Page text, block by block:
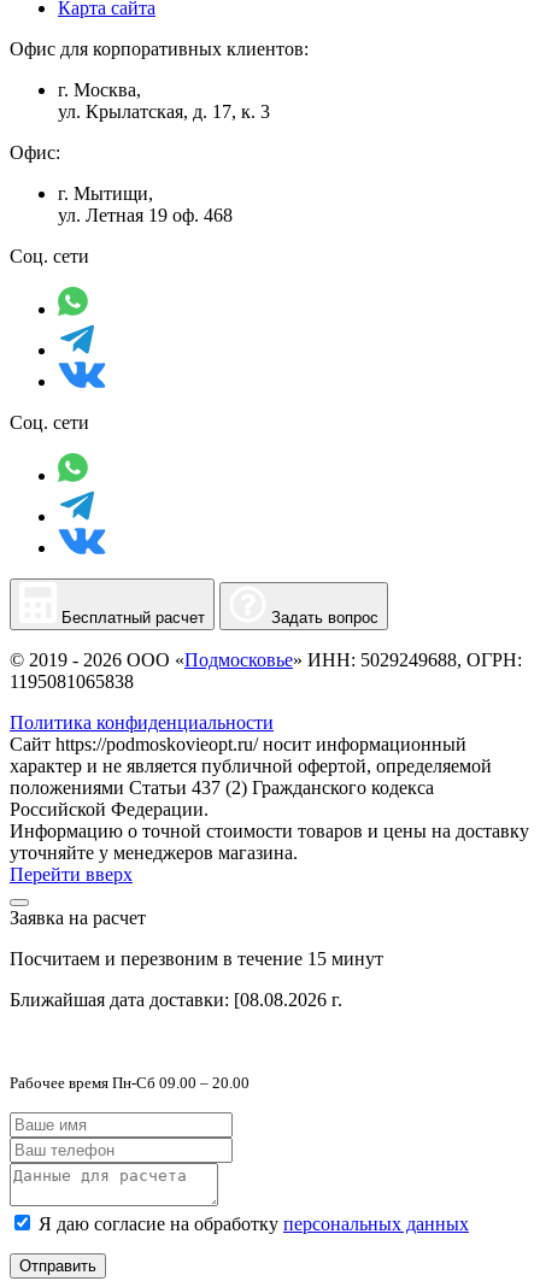
Карта сайта
Офис для корпоративных клиентов:
г. Москва,
ул. Крылатская, д. 17, к. 3
Офис:
г. Мытищи,
ул. Летная 19 оф. 468
Соц. сети
Соц. сети
Бесплатный расчет Задать вопрос
© 2019 - 2026 ООО «Подмосковье» ИНН: 5029249688, ОГРН:
1195081065838
Политика конфиденциальности
Сайт https://podmoskovieopt.ru/ носит информационный
характер и не является публичной офертой, определяемой
положениями Статьи 437 (2) Гражданского кодекса
Российской Федерации.
Информацию о точной стоимости товаров и цены на доставку
уточняйте у менеджеров магазина.
Перейти вверх
Заявка на расчет
Посчитаем и перезвоним в течение 15 минут
Ближайшая дата доставки: [08.08.2026 г.
Рабочее время Пн-Сб 09.00 – 20.00
Я даю согласие на обработку персональных данных
Отправить